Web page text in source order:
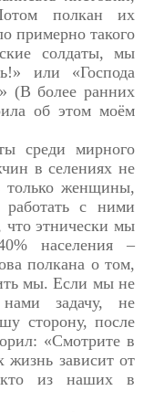
полкан их
примерно такого
солдаты, мы
или «Господа
(В более ранних
об этом моём
среди мирного
в селениях не
только женщины,
работать с ними
этнически мы
населения –
полкана о том,
мы. Если мы не
задачу, не
сторону, после
«Смотрите в
жизнь зависит от
из наших в